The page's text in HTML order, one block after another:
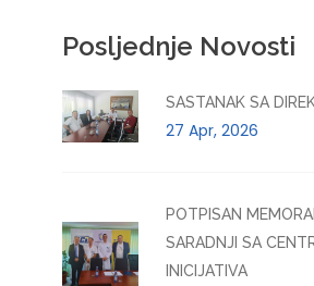
Posljednje Novosti
SASTANAK SA
27 Apr, 2026
POTPISAN
SARADNJI SA
INICIJATIVA